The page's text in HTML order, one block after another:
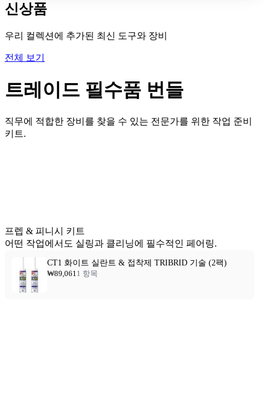
신상품
우리 컬렉션에 추가된 최신 도구와 장비
전체 보기
트레이드 필수품 번들
직무에 적합한 장비를 찾을 수 있는 전문가를 위한 작업 준비
키트.
프렙 & 피니시 키트
어떤 작업에서도 실링과 클리닝에 필수적인 페어링.
CT1 화이트 실란트 & 접착제 TRIBRID 기술 (2팩)
₩89,061 1 항목